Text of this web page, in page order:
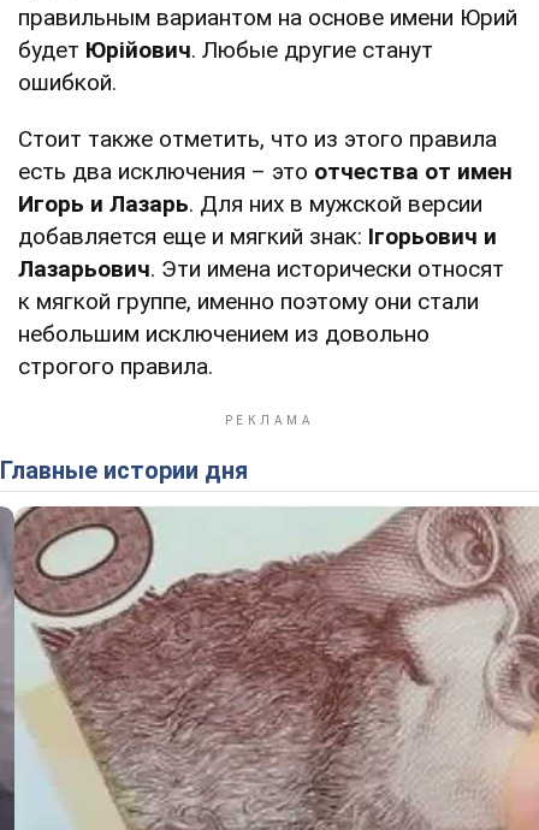
правильным вариантом на основе имени Юрий
будет Юрійович. Любые другие станут
ошибкой.
Стоит также отметить, что из этого правила
есть два исключения – это отчества от имен
Игорь и Лазарь. Для них в мужской версии
добавляется еще и мягкий знак: Ігорьович и
Лазарьович. Эти имена исторически относят
к мягкой группе, именно поэтому они стали
небольшим исключением из довольно
строгого правила.
Главные истории дня